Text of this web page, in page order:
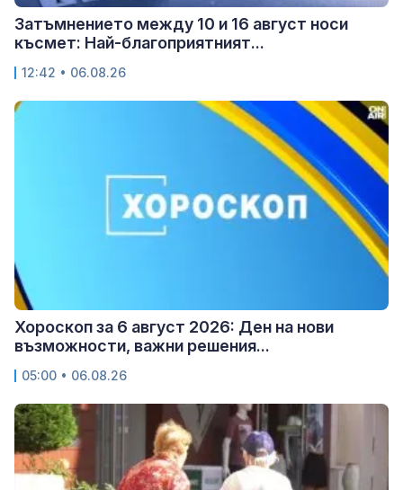
Затъмнението между 10 и 16 август носи
късмет: Най-благоприятният...
12:42 • 06.08.26
Хороскоп за 6 август 2026: Ден на нови
възможности, важни решения...
05:00 • 06.08.26